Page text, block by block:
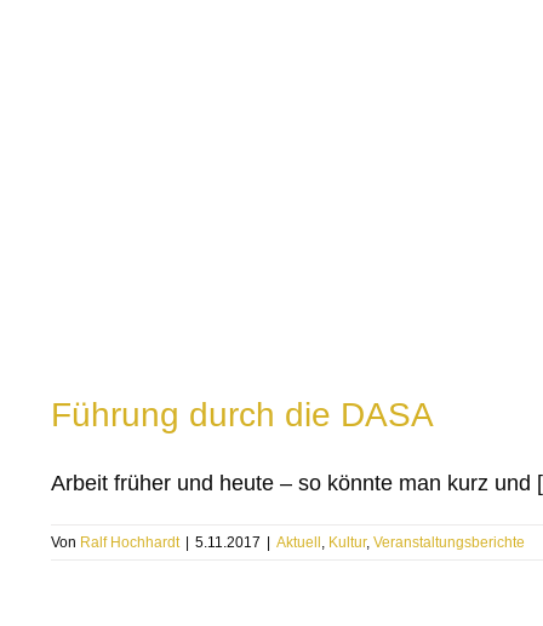
Führung durch die DASA
Arbeit früher und heute – so könnte man kurz und
Von Ralf Hochhardt 5.11.2017 Aktuell , Kultur, Veranstaltungsberichte